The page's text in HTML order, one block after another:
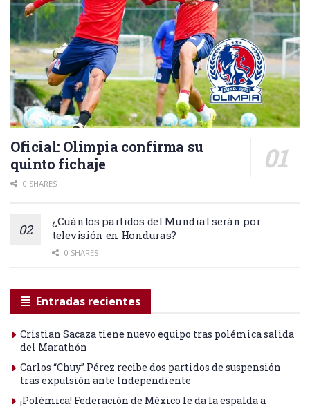
Oficial: Olimpia confirma su
quinto fichaje
0 SHARES
¿Cuántos partidos del Mundial serán por
televisión en Honduras?
0 SHARES
Entradas recientes
Cristian Sacaza tiene nuevo equipo tras polémica salida
del Marathón
Carlos “Chuy” Pérez recibe dos partidos de suspensión
tras expulsión ante Independiente
¡Polémica! Federación de México le da la espalda a